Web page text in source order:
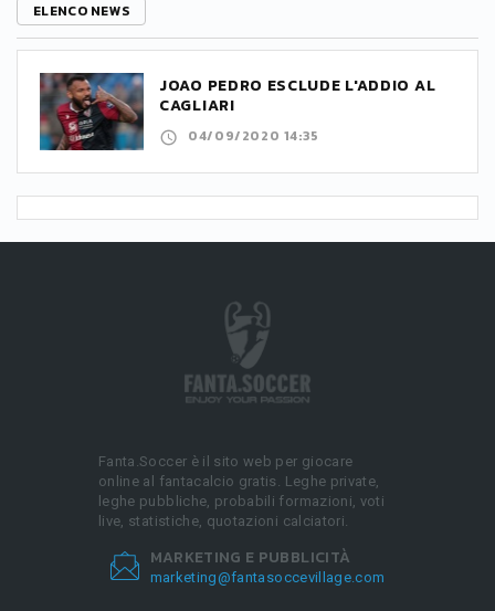
ELENCO NEWS
JOAO PEDRO ESCLUDE L'ADDIO AL
CAGLIARI
04/09/2020 14:35
Fanta.Soccer è il sito web per giocare
online al fantacalcio gratis. Leghe private,
leghe pubbliche, probabili formazioni, voti
live, statistiche, quotazioni calciatori.
MARKETING E PUBBLICITÀ
marketing@fantasoccevillage.com